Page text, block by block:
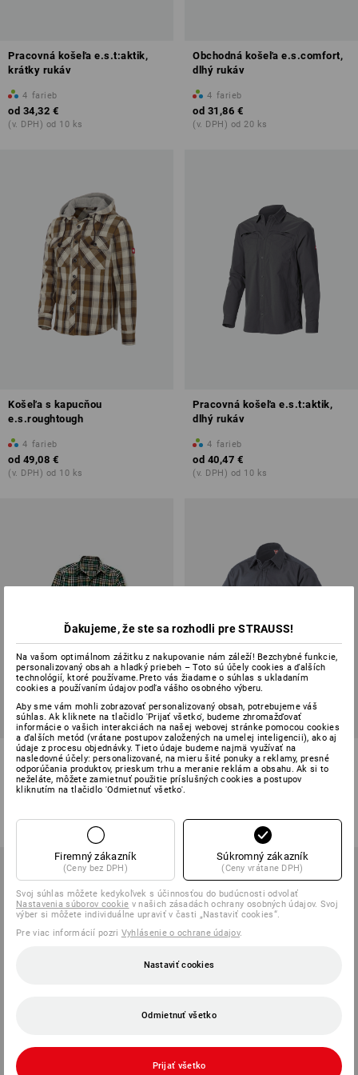
Pracovná košeľa e.s.t:aktik,
krátky rukáv
4 farieb
od 34,32 €
(v. DPH) od 10 ks
Obchodná košeľa e.s.comfort,
dlhý rukáv
4 farieb
od 31,86 €
(v. DPH) od 20 ks
Košeľa s kapucňou
e.s.roughtough
4 farieb
od 49,08 €
(v. DPH) od 10 ks
Pracovná košeľa e.s.t:aktik,
dlhý rukáv
4 farieb
od 40,47 €
(v. DPH) od 10 ks
Bavlnená košeľa Bergen, extra
dlhá
3 farieb
(v. DPH) od 3 ks
Pracovná košeľa e.s.classic,
krátky rukáv
(v. DPH) od 20 ks
NOVÉ
Ďakujeme, že ste sa rozhodli pre STRAUSS!
Na vašom optimálnom zážitku z nakupovanie nám záleží! Bezchybné funkcie,
personalizovaný obsah a hladký priebeh – Toto sú účely cookies a ďalších
technológií, ktoré používame.Preto vás žiadame o súhlas s ukladaním
cookies a používaním údajov podľa vášho osobného výberu.
Aby sme vám mohli zobrazovať personalizovaný obsah, potrebujeme váš
súhlas. Ak kliknete na tlačidlo 'Prijať všetko', budeme zhromažďovať
informácie o vašich interakciách na našej webovej stránke pomocou cookies
a ďalších metód (vrátane postupov založených na umelej inteligencii), ako aj
údaje z procesu objednávky. Tieto údaje budeme najmä využívať na
nasledovné účely: personalizované, na mieru šité ponuky a reklamy, presné
odporúčania produktov, prieskum trhu a meranie reklám a obsahu. Ak si to
neželáte, môžete zamietnuť použitie príslušných cookies a postupov
kliknutím na tlačidlo 'Odmietnuť všetko'.
Firemný zákazník
(Ceny bez DPH)
Súkromný zákazník
(Ceny vrátane DPH)
Svoj súhlas môžete kedykoľvek s účinnosťou do budúcnosti odvolať
Nastavenia súborov cookie v našich zásadách ochrany osobných údajov. Svoj
výber si môžete individuálne upraviť v časti „Nastaviť cookies“.
Pre viac informácií pozri Vyhlásenie o ochrane údajov.
Nastaviť cookies
Odmietnuť všetko
Prijať všetko